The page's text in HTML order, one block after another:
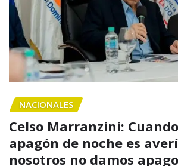
NACIONALES
Celso Marranzini:
apagón de noche es
nosotros no damos